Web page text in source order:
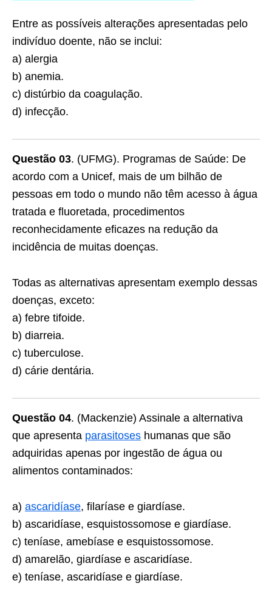
Entre as possíveis alterações apresentadas pelo
indivíduo doente, não se inclui:
a) alergia
b) anemia.
c) distúrbio da coagulação.
d) infecção.
Questão 03. (UFMG). Programas de Saúde: De
acordo com a Unicef, mais de um bilhão de
pessoas em todo o mundo não têm acesso à água
tratada e ﬂuoretada, procedimentos
reconhecidamente eficazes na redução da
incidência de muitas doenças.
Todas as alternativas apresentam exemplo dessas
doenças, exceto:
a) febre tifoide.
b) diarreia.
c) tuberculose.
d) cárie dentária.
Questão 04. (Mackenzie) Assinale a alternativa
que apresenta parasitoses humanas que são
adquiridas apenas por ingestão de água ou
alimentos contaminados:
a) ascaridíase, filaríase e giardíase.
b) ascaridíase, esquistossomose e giardíase.
c) teníase, amebíase e esquistossomose.
d) amarelão, giardíase e ascaridíase.
e) teníase, ascaridíase e giardíase.